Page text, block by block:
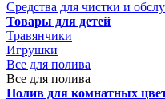
Средства для чистки и
Товары для детей
Травянчики
Игрушки
Все для полива
Все для полива
Полив для комнатных